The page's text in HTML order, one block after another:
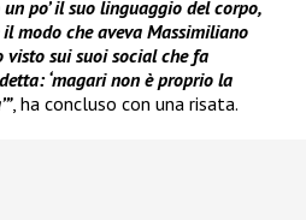
po’ il suo linguaggio del corpo,
modo che aveva Massimiliano
visto sui suoi social che fa
‘magari non è proprio la
, ha concluso con una risata.